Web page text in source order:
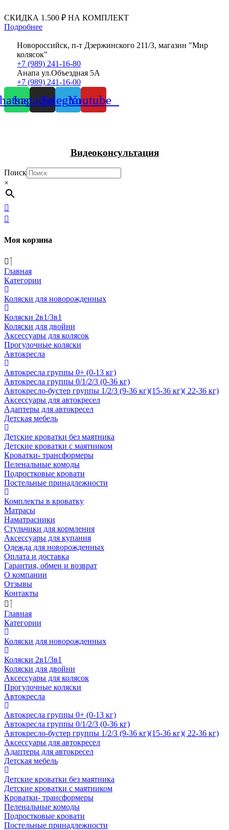
к
содержимому
СКИДКА 1.500 ₽ НА КОМПЛЕКТ
Подробнее
Новороссийск, п-т Дзержинского 211/3, магазин "Мир
колясок"
+7 (989) 241-16-80
Анапа ул.Объездная 5А
+7 (989) 241-16-00
InstagramTelegramYoutube
Видеоконсультация
Поиск
×
Моя корзина
Главная
Категории
Коляски для новорожденных
Коляски 2в1/3в1
Коляски для двойни
Аксессуары для колясок
Прогулочные коляски
Автокресла
Автокресла группы 0+ (0-13 кг)
Автокресла группы 0/1/2/3 (0-36 кг)
Автокресло-бустер группы 1/2/3 (9-36 кг)(15-36 кг)( 22-36 кг)
Аксессуары для автокресел
Адаптеры для автокресел
Детская мебель
Детские кроватки без маятника
Детские кроватки с маятником
Кроватки- трансформеры
Пеленальные комоды
Подростковые кровати
Постельные принадлежности
Комплекты в кроватку
Матрасы
Наматрасники
Стульчики для кормления
Аксессуары для купания
Одежда для новорожденных
Оплата и доставка
Гарантия, обмен и возврат
О компании
Отзывы
Контакты
Главная
Категории
Коляски для новорожденных
Коляски 2в1/3в1
Коляски для двойни
Аксессуары для колясок
Прогулочные коляски
Автокресла
Автокресла группы 0+ (0-13 кг)
Автокресла группы 0/1/2/3 (0-36 кг)
Автокресло-бустер группы 1/2/3 (9-36 кг)(15-36 кг)( 22-36 кг)
Аксессуары для автокресел
Адаптеры для автокресел
Детская мебель
Детские кроватки без маятника
Детские кроватки с маятником
Кроватки- трансформеры
Пеленальные комоды
Подростковые кровати
Постельные принадлежности